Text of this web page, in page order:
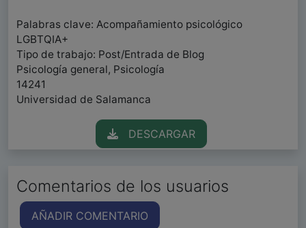
Palabras clave: Acompañamiento psicológico
LGBTQIA+
Tipo de trabajo: Post/Entrada de Blog
Psicología general, Psicología
14241
Universidad de Salamanca
DESCARGAR
Comentarios de los usuarios
AÑADIR COMENTARIO